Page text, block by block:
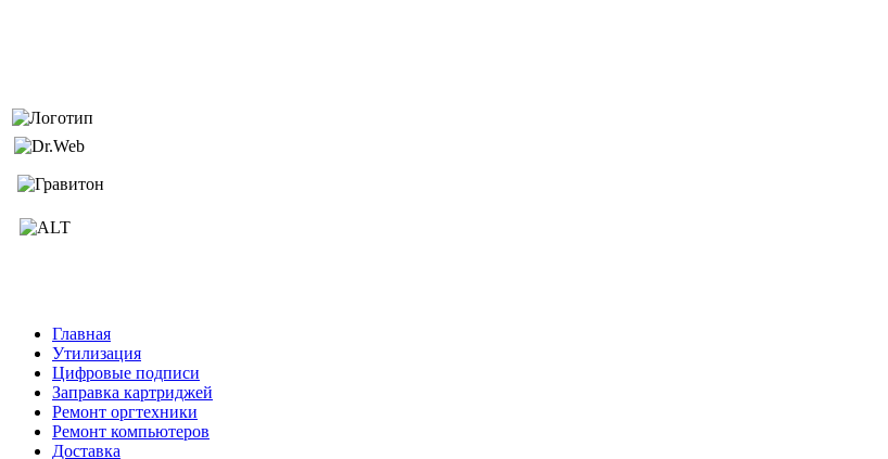
Главная
Утилизация
Цифровые подписи
Заправка картриджей
Ремонт оргтехники
Ремонт компьютеров
Доставка